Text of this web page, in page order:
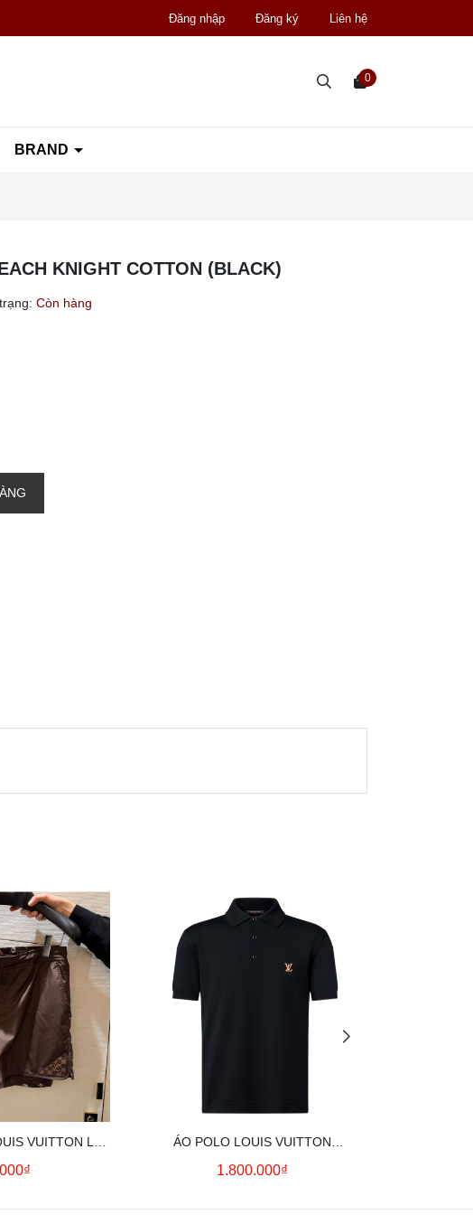
Đăng nhập Đăng ký Liên hệ
BRAND
0
KNIGHT COTTON (BLACK)
Còn hàng
VUITTON LV
(BROWN)
ÁO POLO LOUIS VUITTON
SIGNATURE LOGO (BLACK)
1.800.000₫